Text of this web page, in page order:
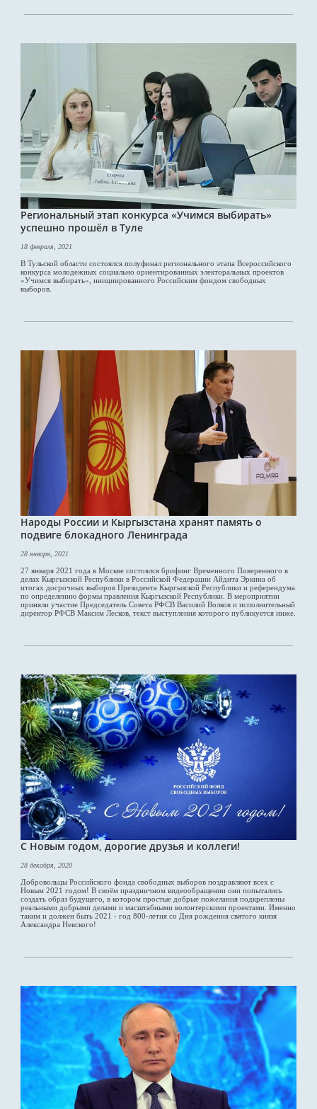
Региональный этап конкурса «Учимся выбирать»
успешно прошёл в Туле
18 февраля, 2021
В Тульской области состоялся полуфинал регионального этапа Всероссийского
конкурса молодежных социально ориентированных электоральных проектов
«Учимся выбирать», инициированного Российским фондом свободных
выборов.
Народы России и Кыргызстана хранят память о
подвиге блокадного Ленинграда
28 января, 2021
27 января 2021 года в Москве состоялся брифинг Временного Поверенного в
делах Кыргызской Республики в Российской Федерации Айдита Эркина об
итогах досрочных выборов Президента Кыргызской Республики и референдума
по определению формы правления Кыргызской Республики. В мероприятии
приняли участие Председатель Совета РФСВ Василий Волков и исполнительный
директор РФСВ Максим Лесков, текст выступления которого публикуется ниже.
С Новым годом, дорогие друзья и коллеги!
28 декабря, 2020
Добровольцы Российского фонда свободных выборов поздравляют всех с
Новым 2021 годом! В своём праздничном видеообращении они попытались
создать образ будущего, в котором простые добрые пожелания подкреплены
реальными добрыми делами и масштабными волонтерскими проектами. Именно
таким и должен быть 2021 - год 800-летия со Дня рождения святого князя
Александра Невского!